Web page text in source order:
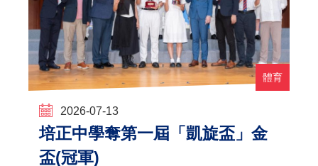
體育
2026-07-13
培正中學奪第一屆「凱旋盃」金
盃(冠軍)